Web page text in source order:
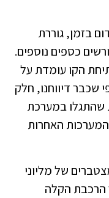
בזמן, גוררת
כספים נוספים.
הקו עומדת על
כפי שכבר דיווחנו, חלק
שהתגלו במערכת
האחרות
של מליוני
הרכבת הקלה